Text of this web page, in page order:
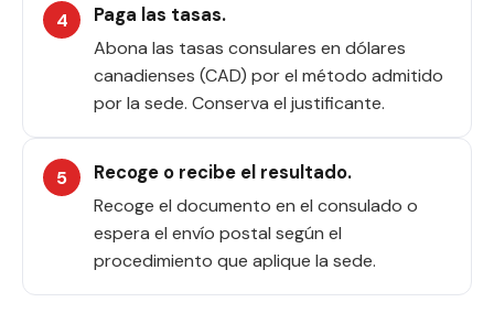
Paga las tasas.
Abona las tasas consulares en dólares
canadienses (CAD) por el método admitido
por la sede. Conserva el justificante.
Recoge o recibe el resultado.
Recoge el documento en el consulado o
espera el envío postal según el
procedimiento que aplique la sede.